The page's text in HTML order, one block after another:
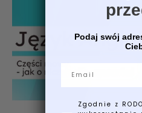
–
jak
o
niczym
Podaj swój
Zgodnie z